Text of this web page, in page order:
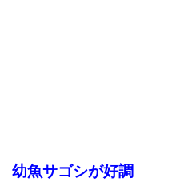
幼魚サゴシが好調